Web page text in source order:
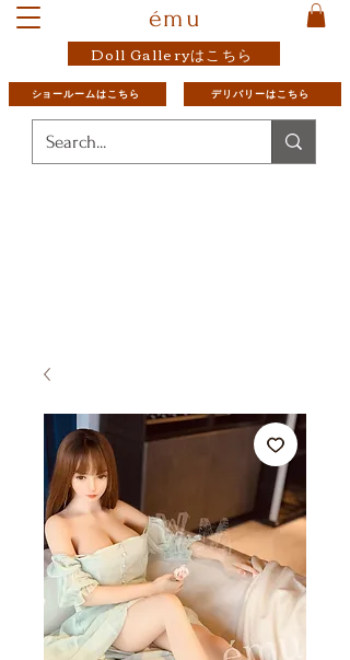
ému
Doll Galleryはこちら
ショールームはこちら デリバリーはこちら